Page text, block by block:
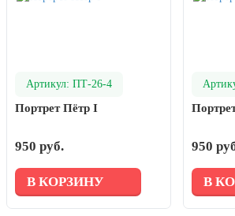
Артикул: ПТ-26-4
Портрет Пётр I
950 руб.
В КОРЗИНУ
950
В